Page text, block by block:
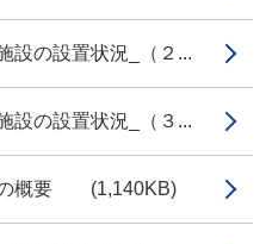
の設置状況_（２...
の設置状況_（３...
の概要 (1,140KB)